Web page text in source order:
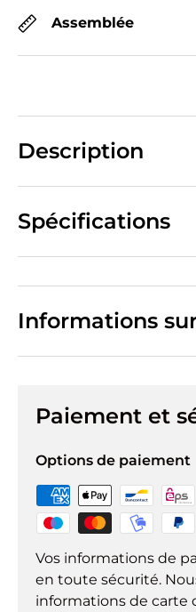
Assemblée
Description
Spécifications
Informations
Paiement et
Options de paiement
Vos informations de
en toute sécurité.
informations de carte